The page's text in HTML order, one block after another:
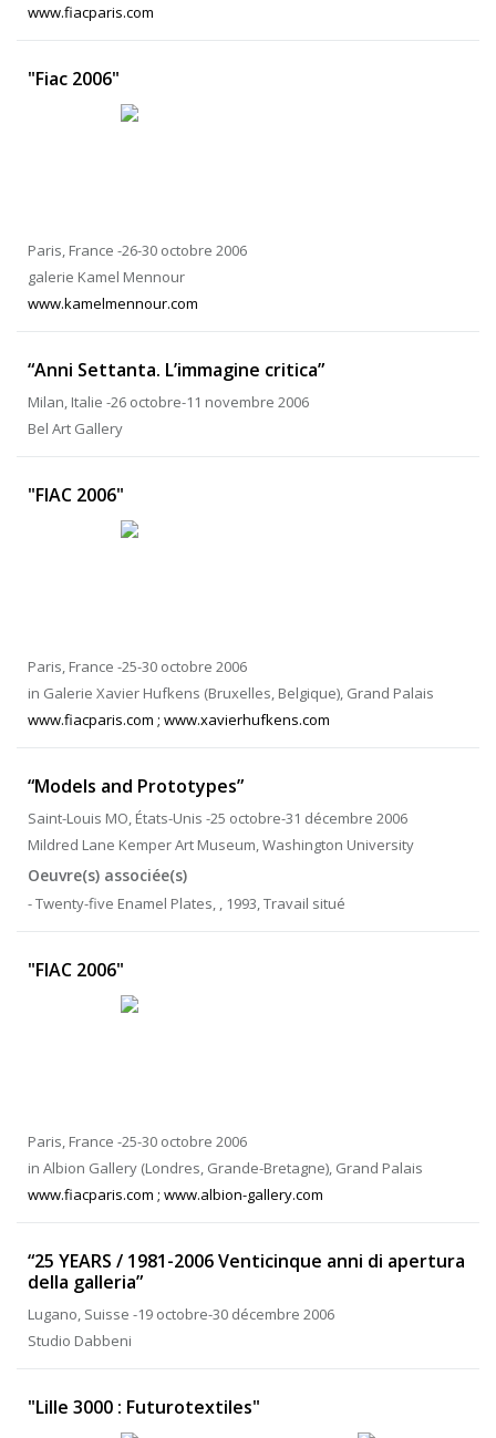
www.fiacparis.com
"Fiac 2006"
Paris, France -26-30 octobre 2006
galerie Kamel Mennour
www.kamelmennour.com
“Anni Settanta. L’immagine critica”
Milan, Italie -26 octobre-11 novembre 2006
Bel Art Gallery
"FIAC 2006"
Paris, France -25-30 octobre 2006
in Galerie Xavier Hufkens (Bruxelles, Belgique), Grand Palais
www.fiacparis.com ; www.xavierhufkens.com
“Models and Prototypes”
Saint-Louis MO, États-Unis -25 octobre-31 décembre 2006
Mildred Lane Kemper Art Museum, Washington University
Oeuvre(s) associée(s)
- Twenty-five Enamel Plates, , 1993, Travail situé
"FIAC 2006"
Paris, France -25-30 octobre 2006
in Albion Gallery (Londres, Grande-Bretagne), Grand Palais
www.fiacparis.com ; www.albion-gallery.com
“25 YEARS / 1981-2006 Venticinque anni di apertura
della galleria”
Lugano, Suisse -19 octobre-30 décembre 2006
Studio Dabbeni
"Lille 3000 : Futurotextiles"